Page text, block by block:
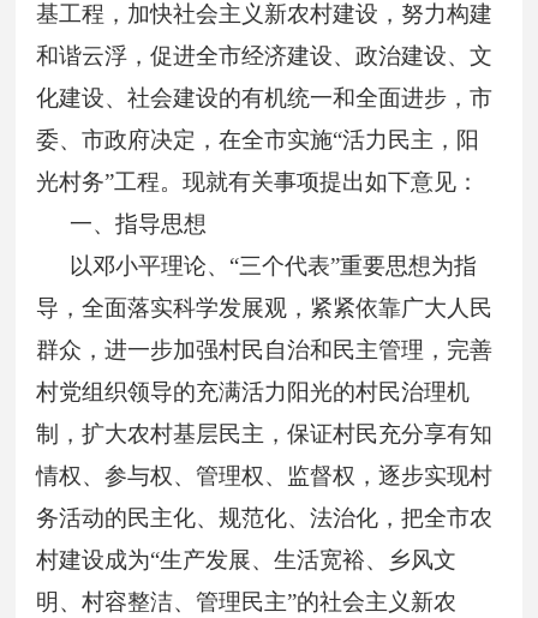
基工程，加快社会主义新农村建设，努力构建
和谐云浮，促进全市经济建设、政治建设、文
化建设、社会建设的有机统一和全面进步，市
委、市政府决定，在全市实施“活力民主，阳
光村务”工程。现就有关事项提出如下意见：
一、指导思想
以邓小平理论、“三个代表”重要思想为指
导，全面落实科学发展观，紧紧依靠广大人民
群众，进一步加强村民自治和民主管理，完善
村党组织领导的充满活力阳光的村民治理机
制，扩大农村基层民主，保证村民充分享有知
情权、参与权、管理权、监督权，逐步实现村
务活动的民主化、规范化、法治化，把全市农
村建设成为“生产发展、生活宽裕、乡风文
明、村容整洁、管理民主”的社会主义新农